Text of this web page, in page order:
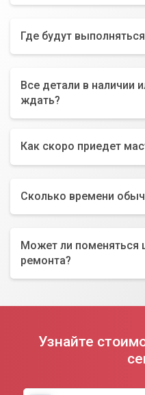
Где будут
Все детали в наличии
ждать?
Как скоро приедет
Сколько времени
Может ли поменяться
ремонта?
Узнайте